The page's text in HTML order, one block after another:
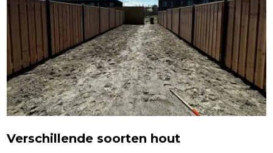
Verschillende soorten hout